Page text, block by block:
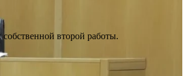
второй работы.